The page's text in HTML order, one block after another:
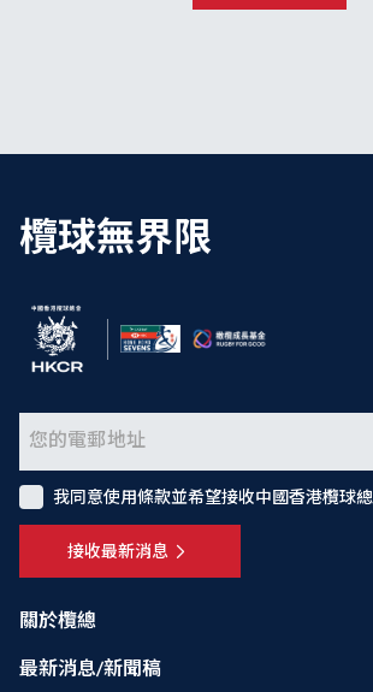
欖球無界限
關於欖總
最新消息/新聞稿
接收最新消息
我同意使用條款並希望接收中國香港欖球